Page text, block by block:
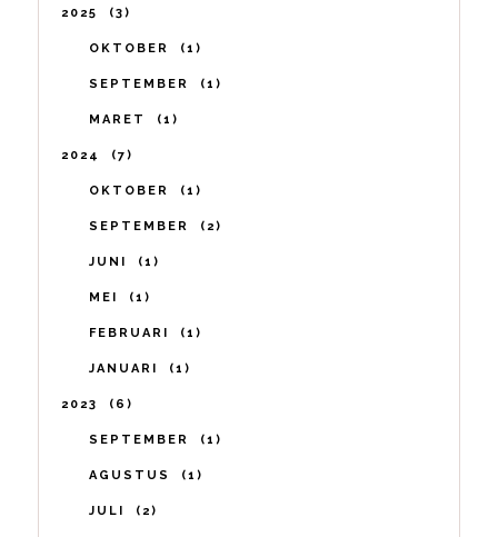
2025 3
OKTOBER 1
SEPTEMBER 1
MARET 1
2024 7
OKTOBER 1
SEPTEMBER 2
JUNI 1
MEI 1
FEBRUARI 1
JANUARI 1
2023 6
SEPTEMBER 1
AGUSTUS 1
JULI 2